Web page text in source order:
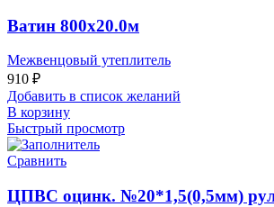
Ватин 800х20.0м
Межвенцовый утеплитель
910 ₽
Добавить в список желаний
В корзину
Быстрый просмотр
Сравнить
ЦПВС оцинк. №20*1,5(0,5мм)